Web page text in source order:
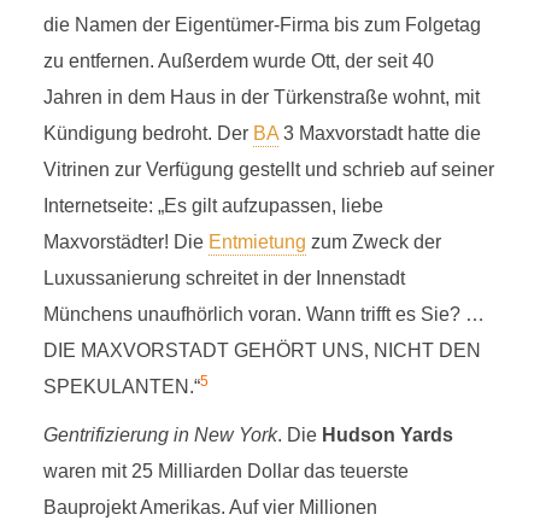
die Namen der Eigentümer-Firma bis zum Folgetag
zu entfernen. Außerdem wurde Ott, der seit 40
Jahren in dem Haus in der Türkenstraße wohnt, mit
Kündigung bedroht. Der BA3 Maxvorstadt hatte die
Vitrinen zur Verfügung gestellt und schrieb auf seiner
Internetseite: „Es gilt aufzupassen, liebe
Maxvorstädter! Die Entmietung zum Zweck der
Luxussanierung schreitet in der Innenstadt
Münchens unaufhörlich voran. Wann trifft es Sie? …
DIE MAXVORSTADT GEHÖRT UNS, NICHT DEN
SPEKULANTEN.“5
Gentrifizierung in New York. Die Hudson Yards
waren mit 25 Milliarden Dollar das teuerste
Bauprojekt Amerikas. Auf vier Millionen